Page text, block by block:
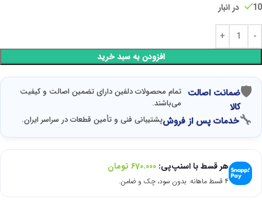
10 در انبار
افزودن به سبد خرید
🛡ضمانت اصالت
کالا
تمام محصولات دلفین دارای تضمین اصالت و کیفیت
می‌باشند.
🔧خدمات پس از فروشپشتیبانی فنی و تأمین قطعات در سراسر ایران.
هر قسط با اسنپ‌پی: 670.000 تومان
۴ قسط ماهانه. بدون سود، چک و ضامن.